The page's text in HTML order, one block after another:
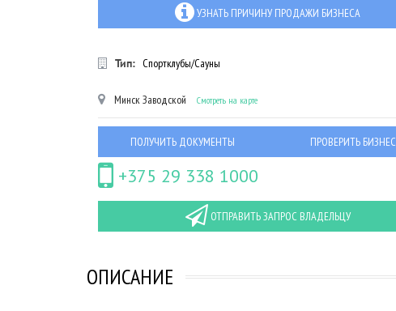
УЗНАТЬ ПРИЧИНУ ПРОДАЖИ БИЗНЕСА
Тип: Спортклубы/Сауны
МинскЗаводской Смотреть на карте
ПОЛУЧИТЬ ДОКУМЕНТЫ ПРОВЕРИТЬ БИЗНЕС
+375 29 338 1000
ОТПРАВИТЬ ЗАПРОС ВЛАДЕЛЬЦУ
ОПИСАНИЕ